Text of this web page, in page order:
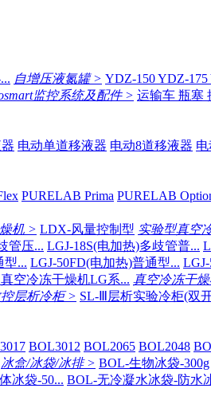
自增压液氮罐 > YDZ-150 YDZ-175
监控系统及配件 > 运输车 瓶塞
电动单道移液器 电动8道移液器
PURELAB Prima PURELAB
机 > LDX-风量控制型 实验型真空
管压... LGJ-18S(电加热)多歧管普...
型... LGJ-50FD(电加热)普通型...
空冷冻干燥机LG系... 真空冷冻干
层析冷柜 > SL-Ⅲ层析实验冷柜(双
BOL3012 BOL2065 BOL2048
冰盒/冰袋/冰排 > BOL-生物冰袋-300g
冰袋-50... BOL-无冷凝水冰袋-防水